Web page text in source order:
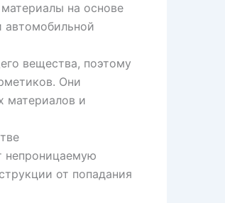
на основе
вещества, поэтому
Они
материалов и
непроницаемую
от попадания